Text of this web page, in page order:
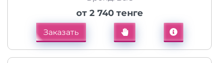
от 2 740 тенге
Заказать